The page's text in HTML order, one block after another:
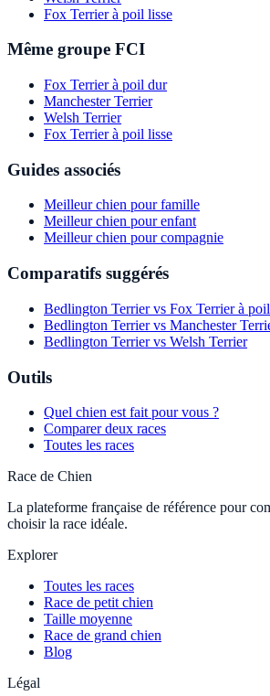
Fox Terrier à poil lisse
Même groupe FCI
Fox Terrier à poil dur
Manchester Terrier
Welsh Terrier
Fox Terrier à poil lisse
Guides associés
Meilleur chien pour famille
Meilleur chien pour enfant
Meilleur chien pour compagnie
Comparatifs suggérés
Bedlington Terrier vs Fox Terrier à
Bedlington Terrier vs Manchester
Bedlington Terrier vs Welsh Terrier
Outils
Quel chien est fait pour vous ?
Comparer deux races
Toutes les races
Race de Chien
La plateforme française de référence pour
choisir la race idéale.
Explorer
Toutes les races
Race de petit chien
Taille moyenne
Race de grand chien
Blog
Légal